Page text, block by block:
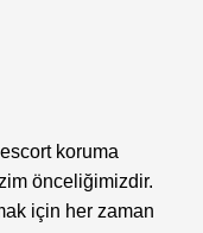
koruma
önceliğimizdir.
için her zaman